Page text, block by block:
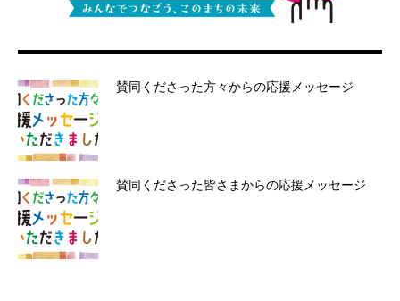
賛同くださった方々からの応援メッセージ
賛同くださった皆さまからの応援メッセージ